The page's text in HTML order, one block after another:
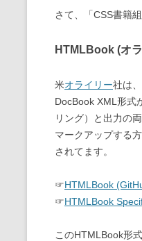
さて、「CSS書籍
HTMLBook (オ
米オライリー社は
DocBook XML形式
リング）と出力の
マークアップする
されてます。
☞HTMLBook
☞HTMLBook
このHTMLBook形